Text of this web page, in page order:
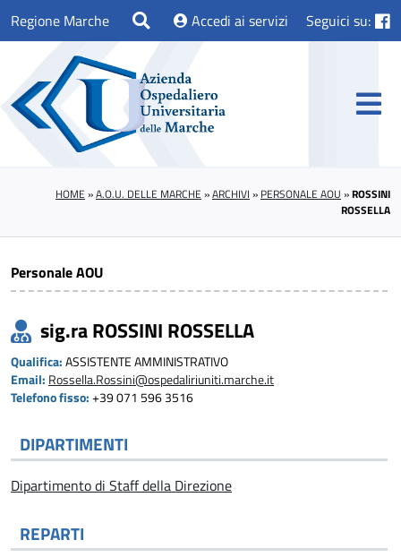
Regione Marche Accedi ai servizi Seguici su:
HOME »A.O.U. DELLE MARCHE »ARCHIVI » PERSONALE AOU »ROSSINI
ROSSELLA
Personale AOU
sig.ra ROSSINI ROSSELLA
Qualifica: ASSISTENTE AMMINISTRATIVO
Email: Rossella.Rossini@ospedaliriuniti.marche.it
Telefono fisso: +39 071 596 3516
DIPARTIMENTI
Dipartimento di Staff della Direzione
REPARTI